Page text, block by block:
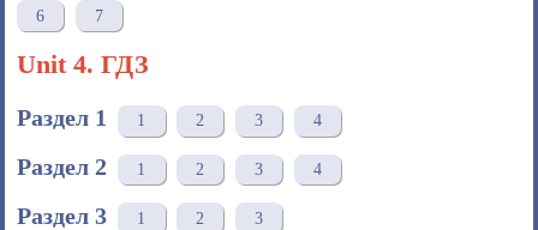
6 7
Unit 4. ГДЗ
Раздел 1 1 2 3 4
Раздел 2 1 2 3 4
Раздел 3 1 2 3